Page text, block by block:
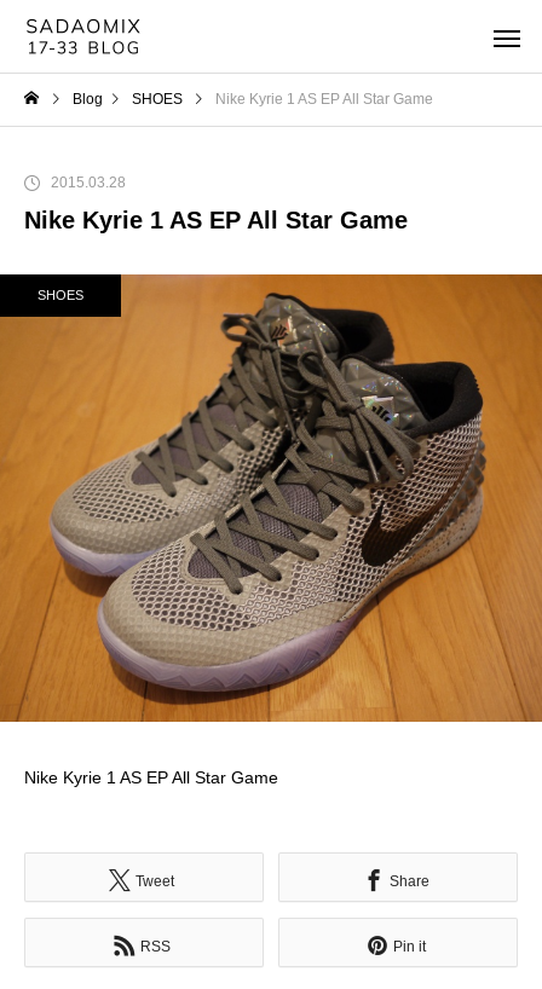
Blog SHOES Nike Kyrie 1 AS EP All Star Game
2015.03.28
Nike Kyrie 1 AS EP All Star Game
SHOES
Nike Kyrie 1 AS EP All Star Game
Tweet Share
RSS Pin it